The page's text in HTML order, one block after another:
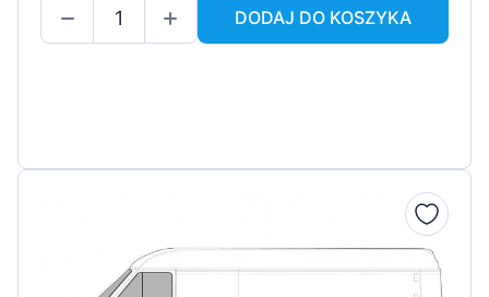
DODAJ DO KOSZYKA